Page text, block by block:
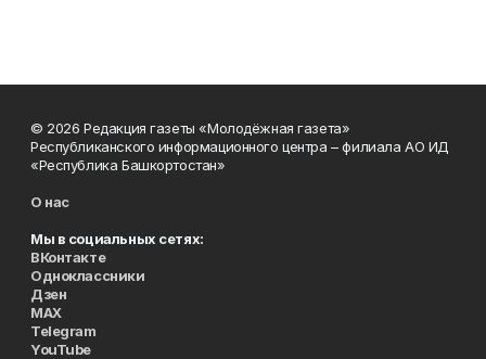
© 2026 Редакция газеты «Молодёжная газета»
Республиканского информационного центра – филиала АО ИД
«Республика Башкортостан»
О нас
Мы в социальных сетях:
ВКонтакте
Одноклассники
Дзен
MAX
Telegram
YouTube